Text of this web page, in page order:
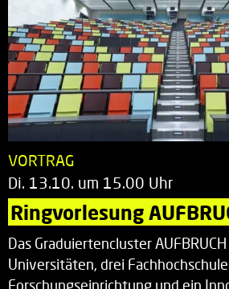
VORTRAG
Di. 13.10. um 15.00 Uhr
Ringvorlesung
Das Graduiertencluster
Universitäten, drei
Forschungseinrichtung und ein